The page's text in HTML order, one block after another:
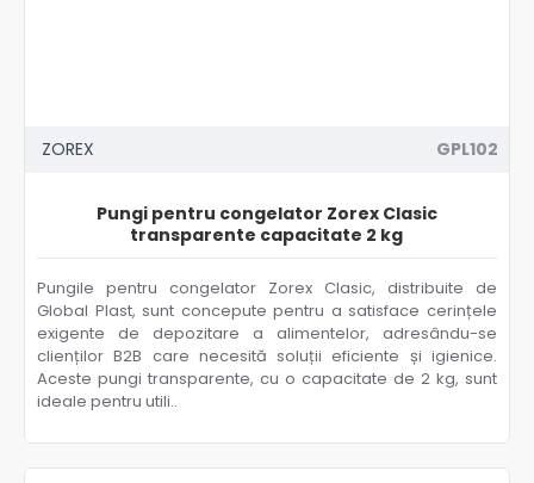
ZOREX GPL102
Pungi pentru congelator Zorex Clasic
transparente capacitate 2 kg
Pungile pentru congelator Zorex Clasic, distribuite de
Global Plast, sunt concepute pentru a satisface cerințele
exigente de depozitare a alimentelor, adresându-se
clienților B2B care necesită soluții eficiente și igienice.
Aceste pungi transparente, cu o capacitate de 2 kg, sunt
ideale pentru utili..